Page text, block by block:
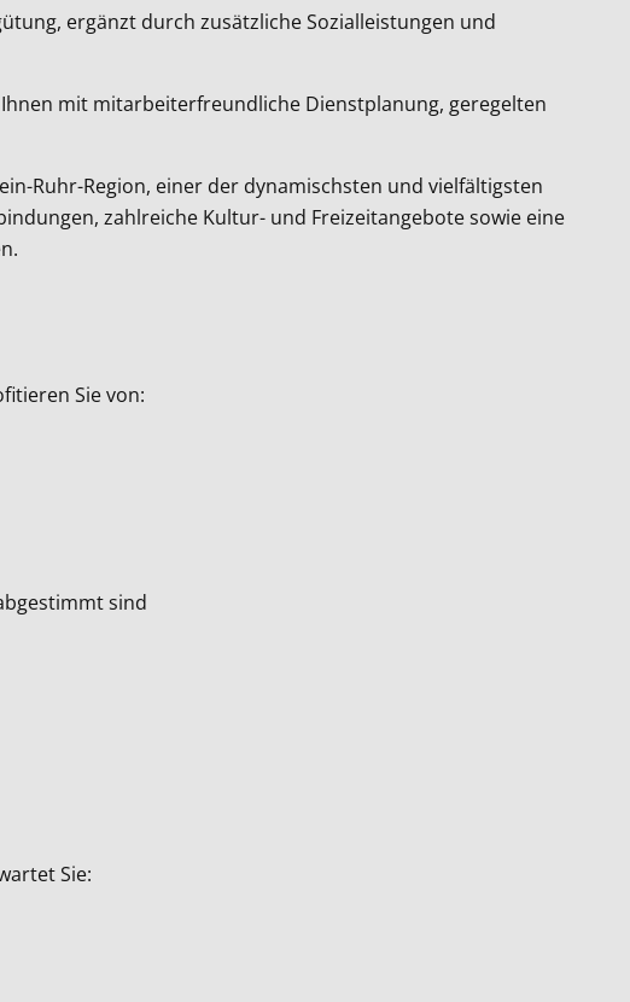
ergänzt durch zusätzliche Sozialleistungen und
mit mitarbeiterfreundliche Dienstplanung, geregelten
Ruhr-Region, einer der dynamischsten und vielfältigsten
zahlreiche Kultur- und Freizeitangebote sowie eine
Sie von:
sind
Sie: